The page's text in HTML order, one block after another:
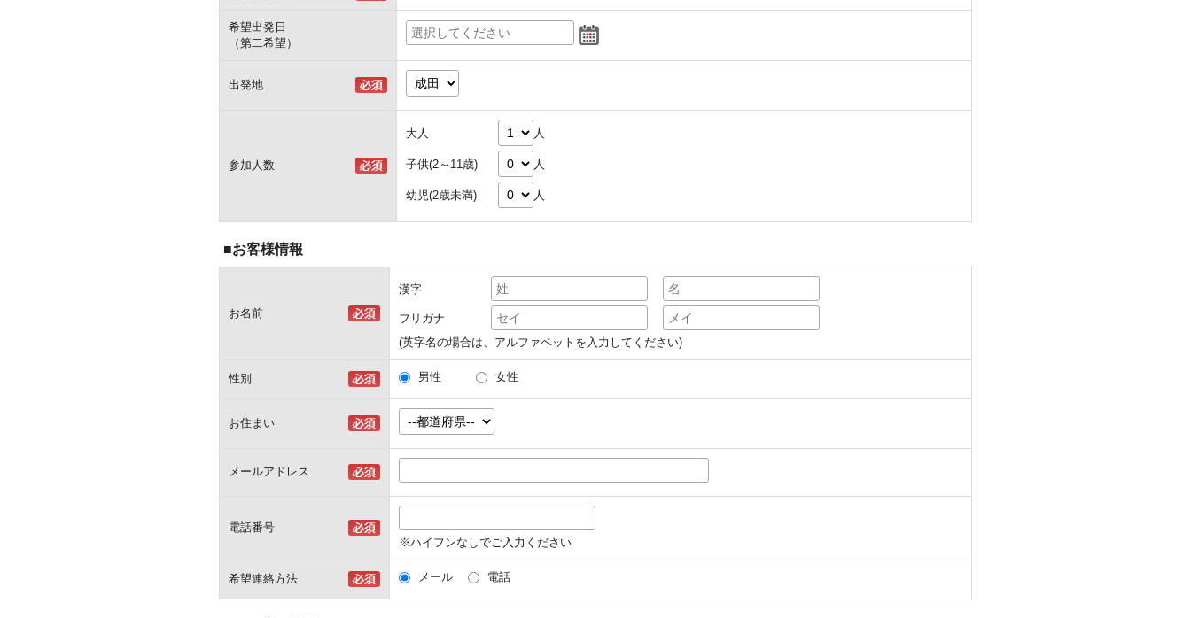
希望出発日
（第二希望）
出発地
参加人数
大人 人
子供(2～11歳) 人
幼児(2歳未満) 人
■お客様情報
お名前
漢字
フリガナ
(英字名の場合は、アルファベットを入力してください)
性別 男性 女性
お住まい
メールアドレス
電話番号
※ハイフンなしでご入力ください
希望連絡方法 メール 電話